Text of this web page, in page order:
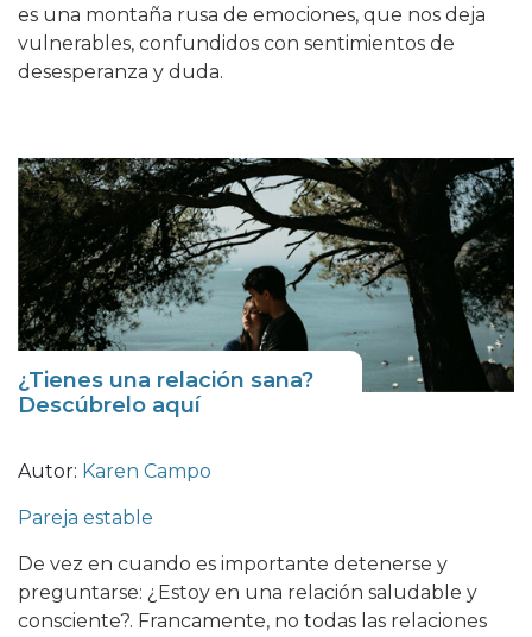
es una montaña rusa de emociones, que nos deja
vulnerables, confundidos con sentimientos de
desesperanza y duda.
¿Tienes una relación sana?
Descúbrelo aquí
Autor: Karen Campo
Pareja estable
De vez en cuando es importante detenerse y
preguntarse: ¿Estoy en una relación saludable y
consciente?. Francamente, no todas las relaciones